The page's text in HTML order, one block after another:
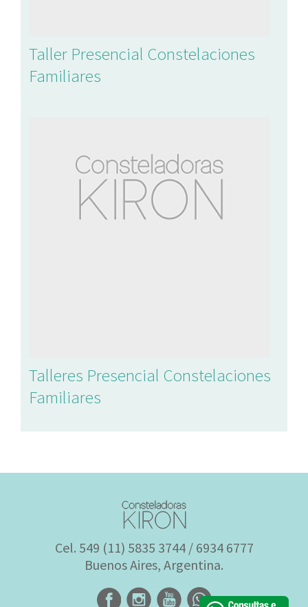
Taller Presencial Constelaciones
Familiares
Talleres Presencial Constelaciones
Familiares
Cel. 549 (11) 5835 3744 / 6934 6777
Buenos Aires, Argentina.